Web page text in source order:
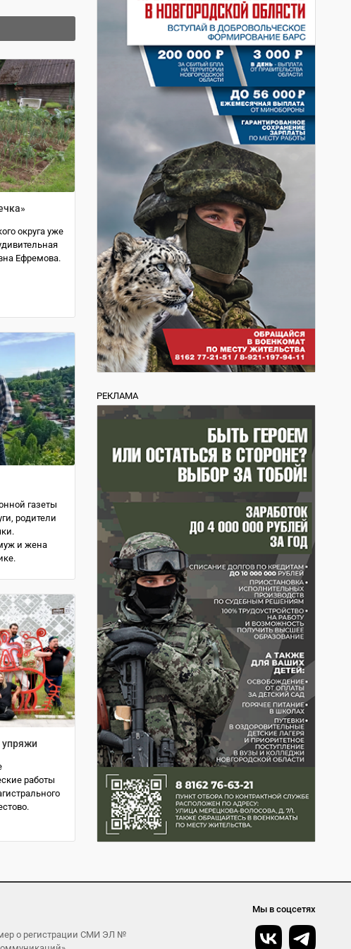
округа уже
Ефремова.
газеты
родители
и жена
упряжи
работы
РЕКЛАМА
о регистрации СМИ ЭЛ №
Мы в соцсетях